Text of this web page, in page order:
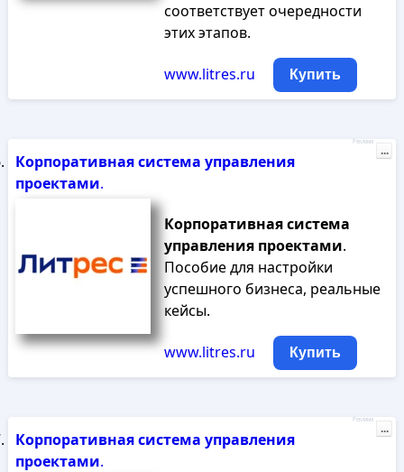
соответствует очередности
этих этапов.
www.litres.ru Купить
Корпоративнаясистема управления
проектами.
Корпоративнаясистема
управления проектами.
Пособие для настройки
успешного бизнеса, реальные
кейсы.
www.litres.ru Купить
Реклама
...
Корпоративнаясистема управления
проектами.
Реклама
...